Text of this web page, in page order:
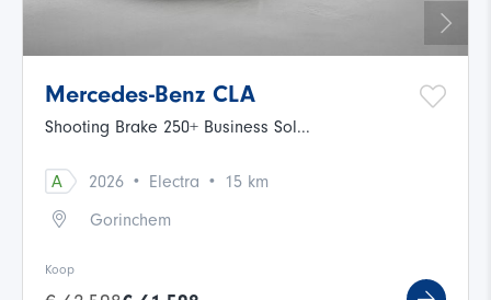
Mercedes-Benz CLA
Shooting Brake 250+ Business Sol...
A 2026 · Electra ·
15 km
Gorinchem
Koop